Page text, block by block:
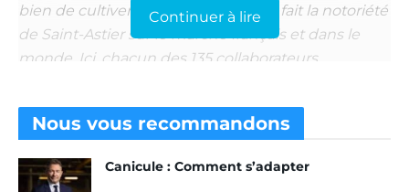
bien de cultiver la particularité qui a fait la notoriété
de Saint-Astier sur le marché français et dans le
monde. Ici, chacun des 135 collaborateurs
galvanisant et unique »,explique Matthieu Tanguy.
Et de poursuivre :« Ce socle devrait nous
investissements nécessaires dans l’outil industriel.
Continuer à lire
Nous vous recommandons
Canicule : Comment s’adapter